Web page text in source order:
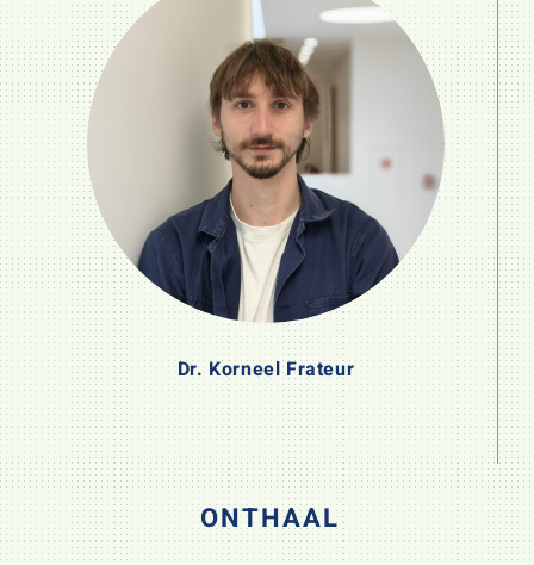
Dr. Korneel Frateur
ONTHAAL